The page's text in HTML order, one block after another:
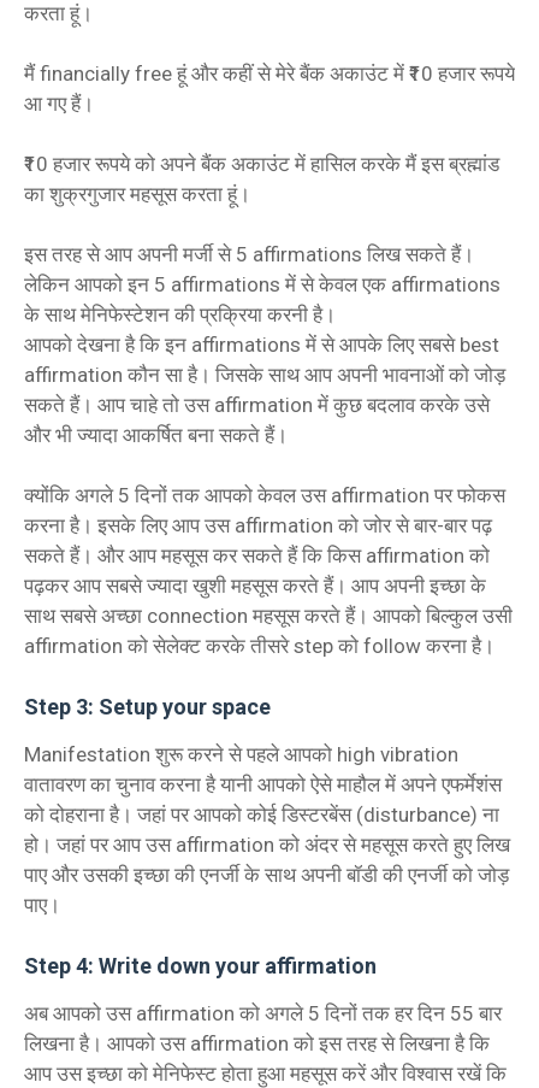
करता हूं।
मैं financially free हूं और कहीं से मेरे बैंक अकाउंट में ₹10 हजार रूपये
आ गए हैं।
₹10 हजार रूपये को अपने बैंक अकाउंट में हासिल करके मैं इस ब्रह्मांड
का शुक्रगुजार महसूस करता हूं।
इस तरह से आप अपनी मर्जी से 5 affirmations लिख सकते हैं।
लेकिन आपको इन 5 affirmations में से केवल एक affirmations
के साथ मेनिफेस्टेशन की प्रक्रिया करनी है।
आपको देखना है कि इन affirmations में से आपके लिए सबसे best
affirmation कौन सा है। जिसके साथ आप अपनी भावनाओं को जोड़
सकते हैं। आप चाहे तो उस affirmation में कुछ बदलाव करके उसे
और भी ज्यादा आकर्षित बना सकते हैं।
क्योंकि अगले 5 दिनों तक आपको केवल उस affirmation पर फोकस
करना है। इसके लिए आप उस affirmation को जोर से बार-बार पढ़
सकते हैं। और आप महसूस कर सकते हैं कि किस affirmation को
पढ़कर आप सबसे ज्यादा खुशी महसूस करते हैं। आप अपनी इच्छा के
साथ सबसे अच्छा connection महसूस करते हैं। आपको बिल्कुल उसी
affirmation को सेलेक्ट करके तीसरे step को follow करना है।
Step 3: Setup your space
Manifestation शुरू करने से पहले आपको high vibration
वातावरण का चुनाव करना है यानी आपको ऐसे माहौल में अपने एफर्मेशंस
को दोहराना है। जहां पर आपको कोई डिस्टरबेंस (disturbance) ना
हो। जहां पर आप उस affirmation को अंदर से महसूस करते हुए लिख
पाए और उसकी इच्छा की एनर्जी के साथ अपनी बॉडी की एनर्जी को जोड़
पाए।
Step 4: Write down your affirmation
अब आपको उस affirmation को अगले 5 दिनों तक हर दिन 55 बार
लिखना है। आपको उस affirmation को इस तरह से लिखना है कि
आप उस इच्छा को मेनिफेस्ट होता हुआ महसूस करें और विश्वास रखें कि